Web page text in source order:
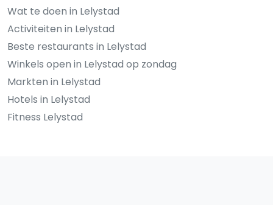
Wat te doen in Lelystad
Activiteiten in Lelystad
Beste restaurants in Lelystad
Winkels open in Lelystad op zondag
Markten in Lelystad
Hotels in Lelystad
Fitness Lelystad